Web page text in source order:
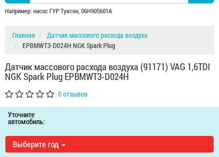
Например: насос ГУР Туксон, 06H905601A
Главная
Датчик массового расхода воздуха
EPBMWT3-D024H NGK Spark Plug
Датчик массового расхода воздуха (91171) VAG 1,6TDI
NGK Spark Plug EPBMWT3-D024H
0 отзывов
Уточните
автомобиль:
Выберите год